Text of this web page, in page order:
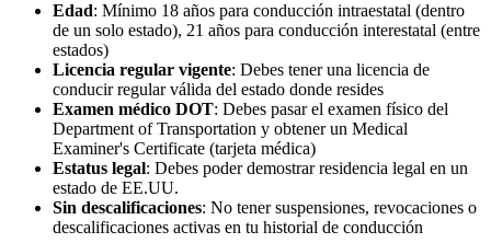
Edad: Mínimo 18 años para conducción intraestatal (dentro
de un solo estado), 21 años para conducción interestatal (entre
estados)
Licencia regular vigente: Debes tener una licencia de
conducir regular válida del estado donde resides
Examen médico DOT: Debes pasar el examen físico del
Department of Transportation y obtener un Medical
Examiner's Certificate (tarjeta médica)
Estatus legal: Debes poder demostrar residencia legal en un
estado de EE.UU.
Sin descalificaciones: No tener suspensiones, revocaciones o
descalificaciones activas en tu historial de conducción